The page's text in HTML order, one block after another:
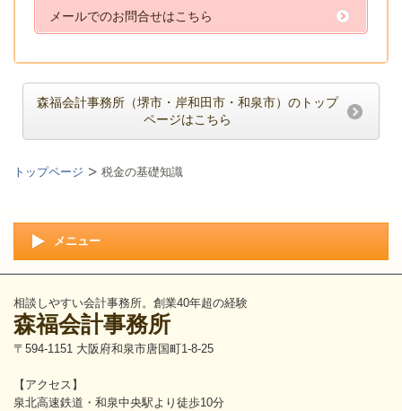
メールでのお問合せはこちら
森福会計事務所（堺市・岸和田市・和泉市）のトップ
ページはこちら
トップページ 税金の基礎知識
メニュー
相談しやすい会計事務所。創業40年超の経験
森福会計事務所
〒594-1151 大阪府和泉市唐国町1-8-25
【アクセス】
泉北高速鉄道・和泉中央駅より徒歩10分